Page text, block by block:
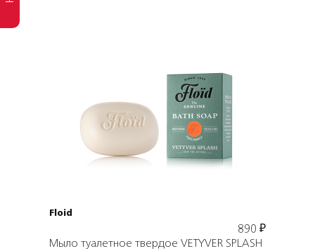
Подробнее
В корзину
Floid
890 ₽
Мыло туалетное твердое VETYVER SPLASH